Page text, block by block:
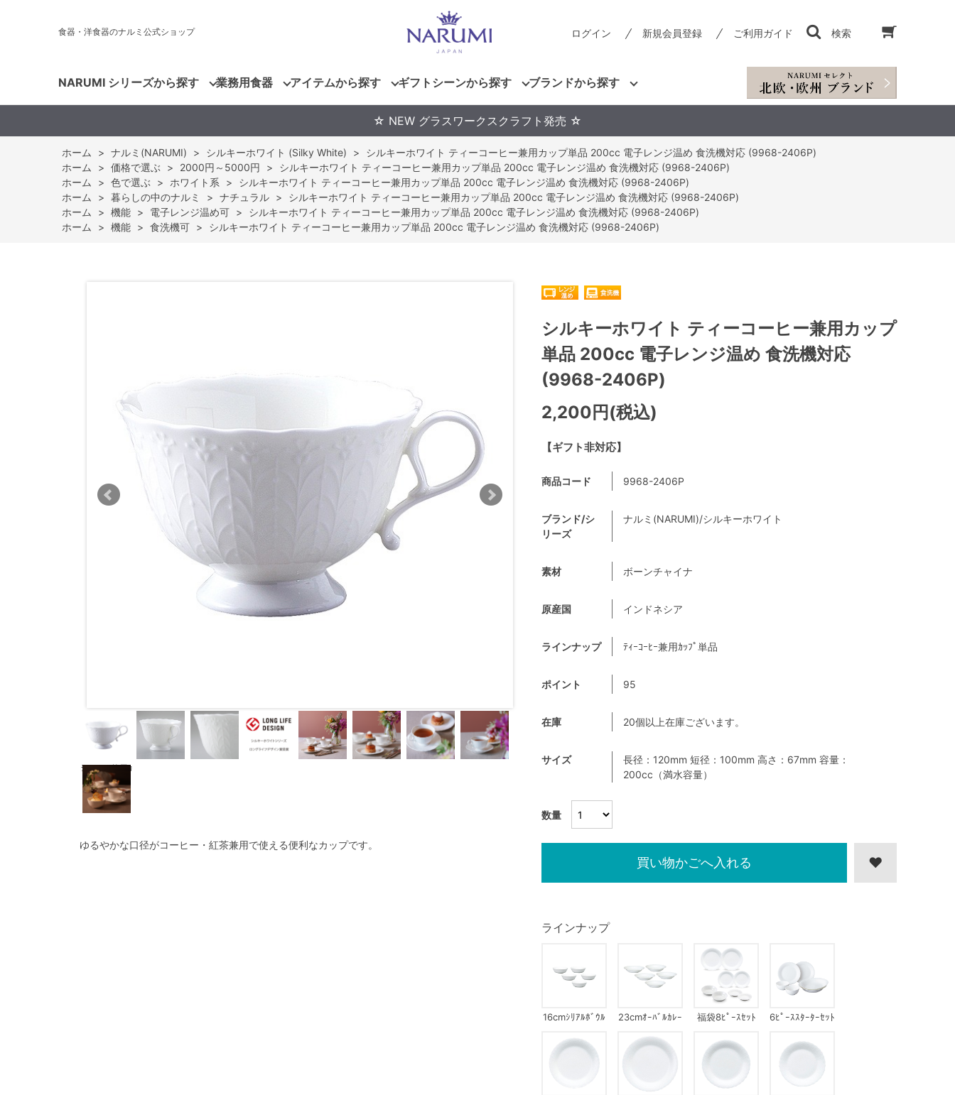
食器・洋食器のナルミ公式ショップ ログイン 新規会員登録 ご利用ガイド 検索
NARUMI シリーズから探す 業務用食器 アイテムから探す ギフトシーンから探す ブランドから探す
☆ NEW グラスワークスクラフト発売 ☆
ホーム > ナルミ(NARUMI) > シルキーホワイト (Silky White) >
シルキーホワイト ティーコーヒー兼用カップ単品 200cc 電子レンジ温め 食洗機対応 (9968-2406P)
ホーム
> 価格で選ぶ > 2000円～5000円 >
シルキーホワイト ティーコーヒー兼用カップ単品 200cc 電子レンジ温め 食洗機対応 (9968-2406P)
ホーム
> 色で選ぶ > ホワイト系 >
シルキーホワイト ティーコーヒー兼用カップ単品 200cc 電子レンジ温め 食洗機対応 (9968-2406P)
ホーム
> 暮らしの中のナルミ > ナチュラル >
シルキーホワイト ティーコーヒー兼用カップ単品 200cc 電子レンジ温め 食洗機対応 (9968-2406P)
ホーム
> 機能 > 電子レンジ温め可 >
シルキーホワイト ティーコーヒー兼用カップ単品 200cc 電子レンジ温め 食洗機対応 (9968-2406P)
ホーム
> 機能 > 食洗機可 > シルキーホワイト ティーコーヒー兼用カップ単品 200cc 電子レンジ温め 食洗機対応 (9968-2406P)
ﾃｨｰｺｰﾋｰ兼用ｶ
ｯﾌﾟ単品
ゆるやかな口径がコーヒー・紅茶兼用で使える便利なカップです。
【ギフト非対応】
シルキーホワイト ティーコーヒー兼用カップ
単品 200cc 電子レンジ温め 食洗機対応
(9968-2406P)
2,200円(税込)
数量
商品コード 9968-2406P
ブランド/シ
リーズ
ナルミ(NARUMI)/シルキーホワイト
素材 ボーンチャイナ
原産国 インドネシア
ラインナップ ﾃｨｰｺｰﾋｰ兼用ｶｯﾌﾟ単品
ポイント 95
在庫 20個以上在庫ございます。
サイズ
長径：120mm 短径：100mm 高さ：67mm 容量：
200cc（満水容量）
ラインナップ
16cmｼﾘｱﾙﾎﾞｳﾙ
23cmｵｰﾊﾞﾙｶﾚｰ
ﾎﾜｲﾄ)
福袋8ﾋﾟｰｽｾｯﾄ 6ﾋﾟｰｽｽﾀｰﾀｰｾｯﾄ
買い物かごへ入れる